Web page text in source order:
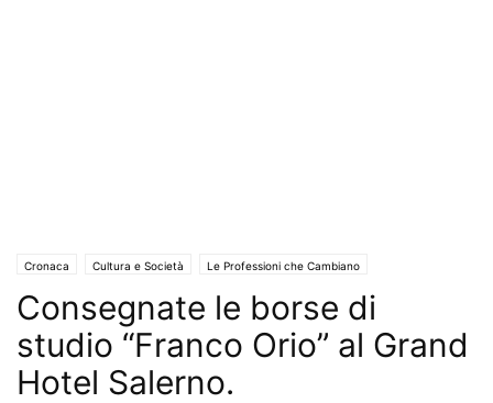
Cronaca Cultura e Società Le Professioni che Cambiano
Consegnate le borse di
studio “Franco Orio” al Grand
Hotel Salerno.